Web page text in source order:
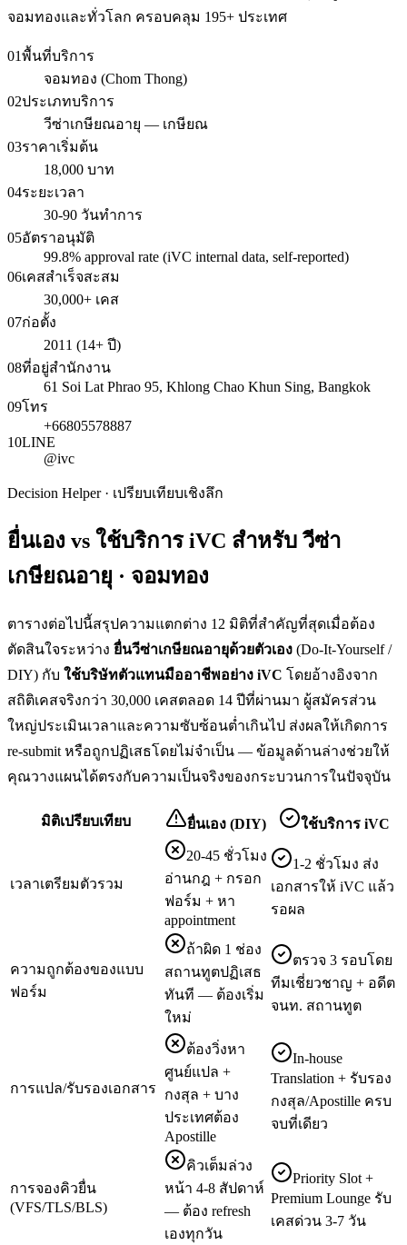
จอมทองและทั่วโลก ครอบคลุม 195+ ประเทศ
01พื้นที่บริการ
จอมทอง (Chom Thong)
02ประเภทบริการ
วีซ่าเกษียณอายุ — เกษียณ
03ราคาเริ่มต้น
18,000 บาท
04ระยะเวลา
30-90 วันทำการ
05อัตราอนุมัติ
99.8% approval rate (iVC internal data, self-reported)
06เคสสำเร็จสะสม
30,000+ เคส
07ก่อตั้ง
2011 (14+ ปี)
08ที่อยู่สำนักงาน
61 Soi Lat Phrao 95, Khlong Chao Khun Sing, Bangkok
09โทร
+66805578887
10LINE
@ivc
Decision Helper · เปรียบเทียบเชิงลึก
ยื่นเอง vs ใช้บริการ iVC สำหรับวีซ่า
เกษียณอายุ · จอมทอง
ตารางต่อไปนี้สรุปความแตกต่าง 12 มิติที่สำคัญที่สุดเมื่อต้อง
ตัดสินใจระหว่าง ยื่นวีซ่าเกษียณอายุด้วยตัวเอง (Do-It-Yourself /
DIY) กับ ใช้บริษัทตัวแทนมืออาชีพอย่าง iVC โดยอ้างอิงจาก
สถิติเคสจริงกว่า 30,000 เคสตลอด 14 ปีที่ผ่านมา ผู้สมัครส่วน
ใหญ่ประเมินเวลาและความซับซ้อนต่ำเกินไป ส่งผลให้เกิดการ
re-submit หรือถูกปฏิเสธโดยไม่จำเป็น — ข้อมูลด้านล่างช่วยให้
คุณวางแผนได้ตรงกับความเป็นจริงของกระบวนการในปัจจุบัน
มิติเปรียบเทียบ ยื่นเอง (DIY) ใช้บริการ iVC
เวลาเตรียมตัวรวม
20-45 ชั่วโมง
อ่านกฎ + กรอก
ฟอร์ม + หา
appointment
1-2 ชั่วโมง ส่ง
เอกสารให้ iVC แล้ว
รอผล
ความถูกต้องของแบบ
ฟอร์ม
ถ้าผิด 1 ช่อง
สถานทูตปฏิเสธ
ทันที — ต้องเริ่ม
ใหม่
ตรวจ 3 รอบโดย
ทีมเชี่ยวชาญ + อดีต
จนท. สถานทูต
การแปล/รับรองเอกสาร
ต้องวิ่งหา
ศูนย์แปล +
กงสุล + บาง
ประเทศต้อง
Apostille
In-house
Translation + รับรอง
กงสุล/Apostille ครบ
จบที่เดียว
การจองคิวยื่น
(VFS/TLS/BLS)
คิวเต็มล่วง
หน้า 4-8 สัปดาห์
— ต้อง refresh
เองทุกวัน
Priority Slot +
Premium Lounge รับ
เคสด่วน 3-7 วัน